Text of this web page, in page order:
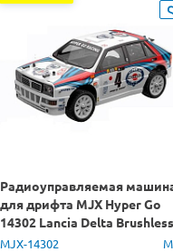
Радиоуправляемая
для дрифта MJX Hyper Go
14302 Lancia Delta Brushless
4WD 2.4G LED 1/14 RTR
MJX-14302